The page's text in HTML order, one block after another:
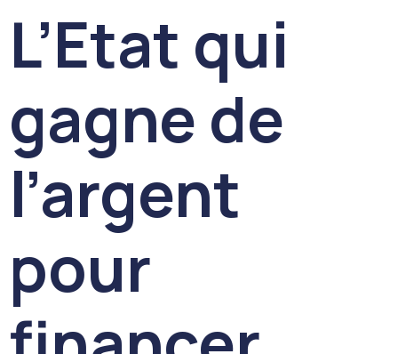
L’Etat qui
gagne de
l’argent
pour